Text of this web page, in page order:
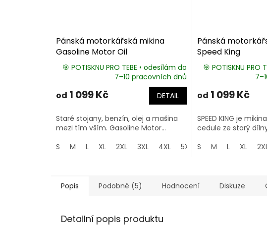
Pánská motorkářská mikina
Gasoline Motor Oil
🎯 POTISKNU PRO TEBE • odesílám do
7–10 pracovních dnů
od 1 099 Kč DETAIL
Staré stojany, benzín, olej a mašina
mezi tím vším. Gasoline Motor...
S
M L XL 2XL 3XL 4XL 5XL
Pánská
Speed King
🎯 POTISKNU PRO
od 1 099 Kč
SPEED KING je
cedule ze starý
S
M L XL
Popis Podobné (5) Hodnocení Diskuze
Detailní popis produktu